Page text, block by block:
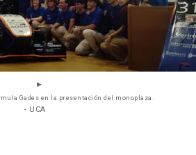
Gades en la presentación del monoplaza.
- UCA